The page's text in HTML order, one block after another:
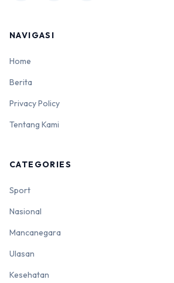
NAVIGASI
Home
Berita
Privacy Policy
Tentang Kami
CATEGORIES
Sport
Nasional
Mancanegara
Ulasan
Kesehatan